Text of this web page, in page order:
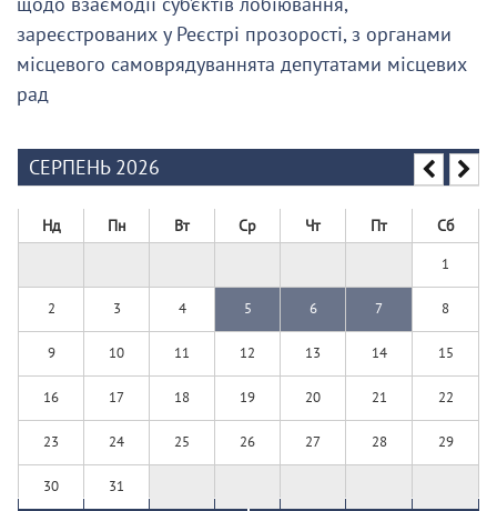
зареєстрованих у Реєстрі прозорості, з органами
місцевого самоврядуваннята депутатами місцевих
рад
СЕРПЕНЬ 2026
Нд Пн Вт Ср Чт Пт Сб
1
2 3 4 5 6 7 8
9 10 11 12 13 14 15
16 17 18 19 20 21 22
23 24 25 26 27 28 29
30 31